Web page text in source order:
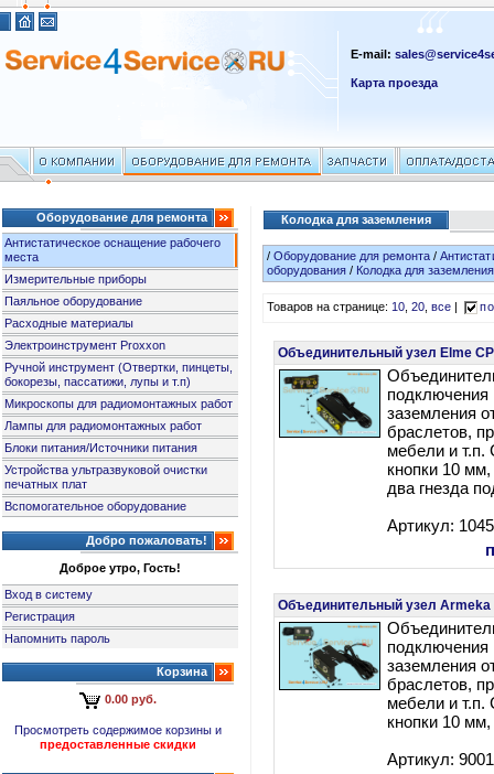
E-mail:
Карта проезда
Оборудование для ремонта
Антистатическое оснащение рабочего
места
Измерительные приборы
Паяльное оборудование
Расходные материалы
Электроинструмент Proxxon
Ручной инструмент (Отвертки, пинцеты,
бокорезы, пассатижи, лупы и т.п)
Микроскопы для радиомонтажных работ
Лампы для радиомонтажных работ
Блоки питания/Источники питания
Устройства ультразвуковой очистки
печатных плат
Вспомогательное оборудование
Добро пожаловать!
Доброе утро, Гость!
Вход в систему
Регистрация
Напомнить пароль
Корзина
0.00 руб.
Просмотреть содержимое корзины и
предоставленные скидки
Колодка для заземления
/Оборудование для ремонта /
оборудования / Колодка для заземления
Товаров на странице:10,20,все
Объединительный узел Elme
подключения
заземления
браслетов,
мебели и т.п.
кнопки 10
два гнезда
Артикул:
Объединительный узел Armeka
подключения
заземления
браслетов,
мебели и т.п.
кнопки 10
Артикул: